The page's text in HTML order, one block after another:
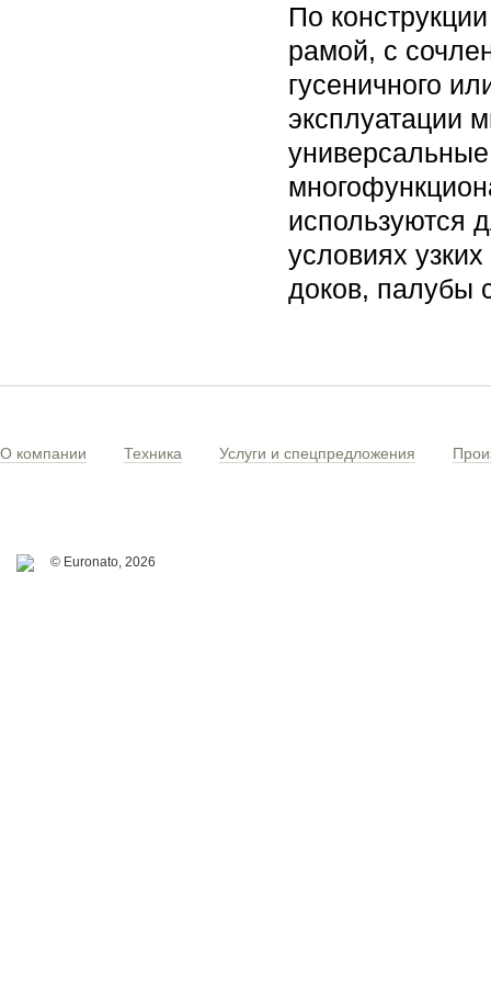
По
рамой, с
гусеничного
эксплуатации
используются
условиях
доков, палубы
О компании Техника Услуги и спецпредложения
© Euronato, 2026